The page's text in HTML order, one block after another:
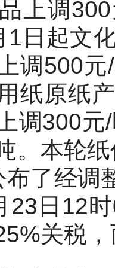
上调
1日起文
调500
纸原纸
调300
。本轮
布了经调
23日12
关税